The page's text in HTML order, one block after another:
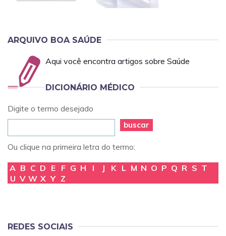
ARQUIVO BOA SAÚDE
Aqui você encontra artigos sobre Saúde
DICIONÁRIO MÉDICO
Digite o termo desejado
buscar
Ou clique na primeira letra do termo:
A B C D E F G H I J K L M N O P Q R S T
U V W X Y Z
REDES SOCIAIS